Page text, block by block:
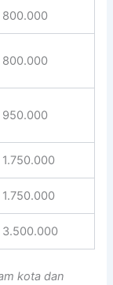
800.000
800.000
950.000
1.750.000
1.750.000
3.500.000
kota dan